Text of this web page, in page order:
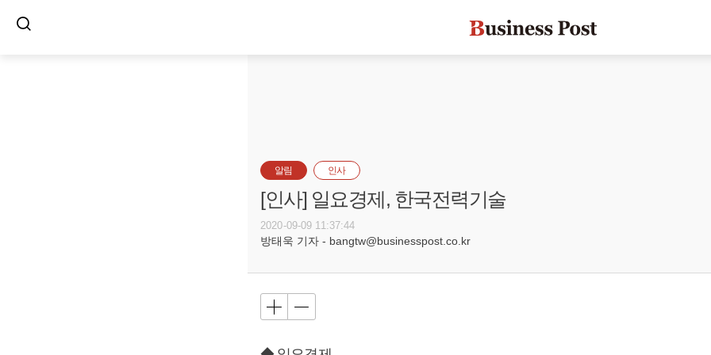
알림 인사
[인사] 일요경제, 한국전력기술
2020-09-09 11:37:44
방태욱 기자 - bangtw@businesspost.co.kr